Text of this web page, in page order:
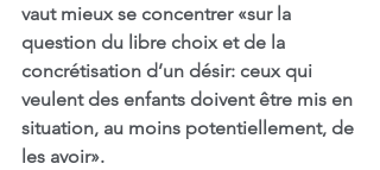
vaut mieux se concentrer «sur la
question du libre choix et de la
concrétisation d’un désir: ceux qui
veulent des enfants doivent être mis en
situation, au moins potentiellement, de
les avoir».